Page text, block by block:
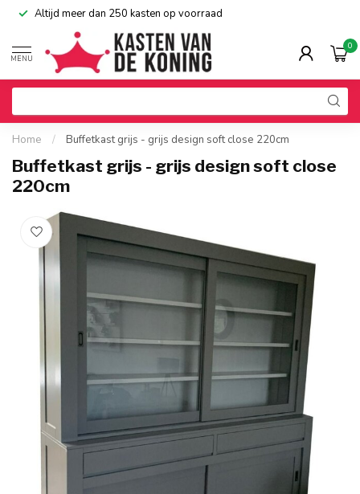
Altijd meer dan 250 kasten op voorraad
MENU
0
Home / Buffetkast grijs - grijs design soft close 220cm
Buffetkast grijs - grijs design soft close
220cm